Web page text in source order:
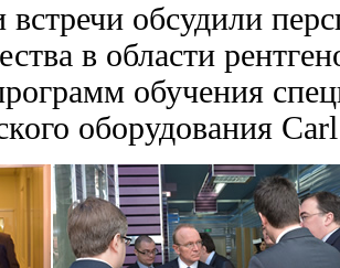
встречи обсудили
в области
обучения
оборудования